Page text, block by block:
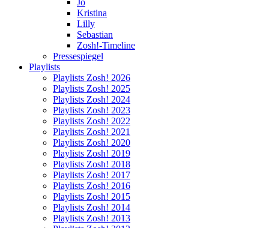
Jo
Kristina
Lilly
Sebastian
Zosh!-Timeline
Pressespiegel
Playlists
Playlists Zosh! 2026
Playlists Zosh! 2025
Playlists Zosh! 2024
Playlists Zosh! 2023
Playlists Zosh! 2022
Playlists Zosh! 2021
Playlists Zosh! 2020
Playlists Zosh! 2019
Playlists Zosh! 2018
Playlists Zosh! 2017
Playlists Zosh! 2016
Playlists Zosh! 2015
Playlists Zosh! 2014
Playlists Zosh! 2013